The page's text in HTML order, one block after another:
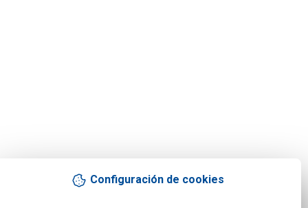
Configuración de cookies